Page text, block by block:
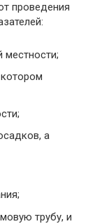
проведения
местности;
а
трубу, и